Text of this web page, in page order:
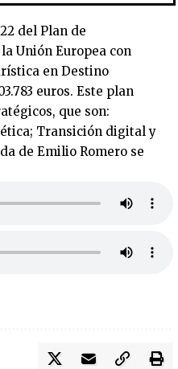
del Plan de
Unión Europea con
en Destino
euros. Este plan
que son:
Transición digital y
de Emilio Romero se